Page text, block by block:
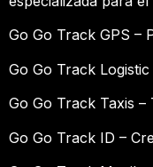
Go Go Track GPS –
Go Go Track
Go Go Track Taxis –
Go Go Track ID –